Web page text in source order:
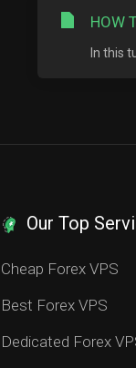
HOW
In this
Our Top
Cheap Forex VPS
Best Forex VPS
Dedicated Forex